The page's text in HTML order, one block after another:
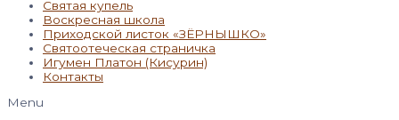
Святая купель
Воскресная школа
Приходской листок «ЗЁРНЫШКО»
Святоотеческая страничка
Игумен Платон (Кисурин)
Контакты
Menu